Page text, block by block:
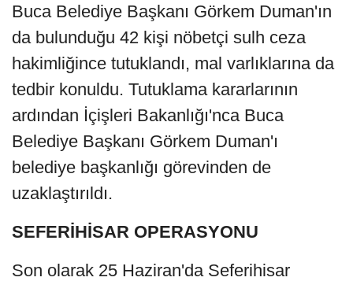
Buca Belediye Başkanı Görkem Duman'ın
da bulunduğu 42 kişi nöbetçi sulh ceza
hakimliğince tutuklandı, mal varlıklarına da
tedbir konuldu. Tutuklama kararlarının
ardından İçişleri Bakanlığı'nca Buca
Belediye Başkanı Görkem Duman'ı
belediye başkanlığı görevinden de
uzaklaştırıldı.
SEFERİHİSAR OPERASYONU
Son olarak 25 Haziran'da Seferihisar